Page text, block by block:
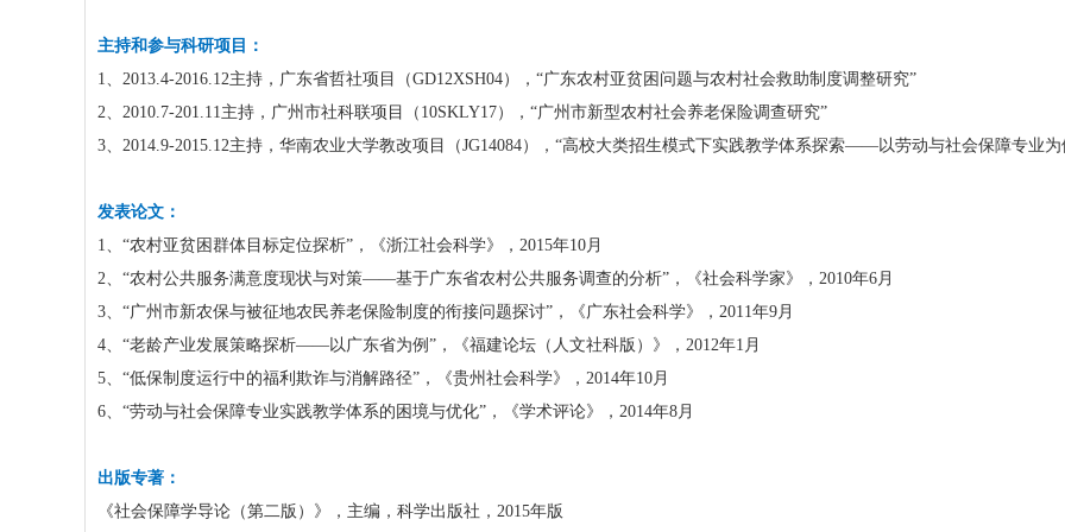
主持和参与科研项目：
1、 2013.4-2016.12主持，广东省哲社项目（GD12XSH04），“广东农村亚贫困问题与农村社会救助制度调整研究”
2、 2010.7-201.11主持，广州市社科联项目（ 10SKLY17），“广州市新型农村社会养老保险调查研究”
3、 2014.9-2015.12主持，华南农业大学教改项目（JG14084），“高校大类招生模式下实践教学体系探索——以劳动与社会保障专业为
发表论文：
1、“农村亚贫困群体目标定位探析”，《浙江社会科学》， 2015年10月
2、“农村公共服务满意度现状与对策——基于广东省农村公共服务调查的分析”，《社会科学家》， 2010年6月
3、“广州市新农保与被征地农民养老保险制度的衔接问题探讨”，《广东社会科学》， 2011年9月
4、“老龄产业发展策略探析——以广东省为例”，《福建论坛（人文社科版）》， 2012年1 月
5、“低保制度运行中的福利欺诈与消解路径”，《贵州社会科学》， 2014年10月
6、“劳动与社会保障专业实践教学体系的困境与优化”，《学术评论》， 2014年8月
出版专著：
《社会保障学导论（第二版）》，主编，科学出版社， 2015年版